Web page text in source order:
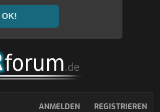
OK!
ANMELDEN REGISTRIEREN